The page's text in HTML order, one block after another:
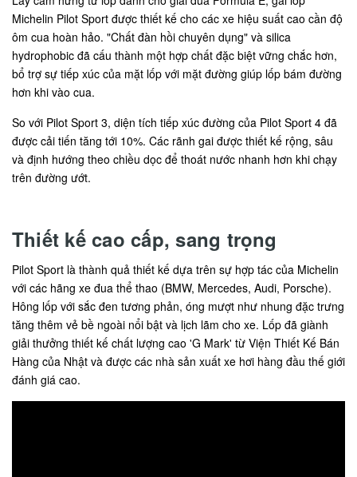
Michelin Pilot Sport được thiết kế cho các xe hiệu suất cao cần độ
ôm cua hoàn hảo. "Chất đàn hồi chuyên dụng" và silica
hydrophobic đã cấu thành một hợp chất đặc biệt vững chắc hơn,
bổ trợ sự tiếp xúc của mặt lốp với mặt đường giúp lốp bám đường
hơn khi vào cua.
So với Pilot Sport 3, diện tích tiếp xúc đường của Pilot Sport 4 đã
được cải tiến tăng tới 10%. Các rãnh gai được thiết kế rộng, sâu
và định hướng theo chiều dọc để thoát nước nhanh hơn khi chạy
trên đường ướt.
Thiết kế cao cấp, sang trọng
Pilot Sport là thành quả thiết kế dựa trên sự hợp tác của Michelin
với các hãng xe đua thể thao (BMW, Mercedes, Audi, Porsche).
Hông lốp với sắc đen tương phản, óng mượt như nhung đặc trưng
tăng thêm vẻ bề ngoài nổi bật và lịch lãm cho xe. Lốp đã giành
giải thưởng thiết kế chất lượng cao 'G Mark' từ Viện Thiết Kế Bán
Hàng của Nhật và được các nhà sản xuất xe hơi hàng đầu thế giới
đánh giá cao.